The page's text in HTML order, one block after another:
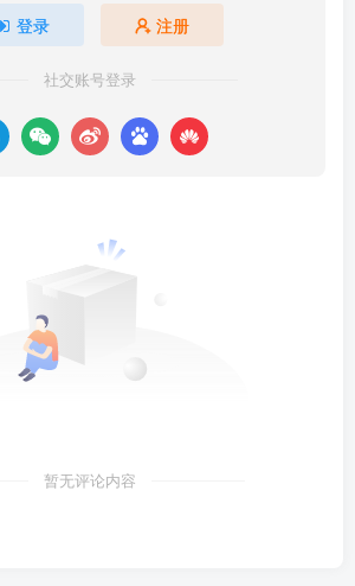
登录 注册
社交账号登录
暂无评论内容